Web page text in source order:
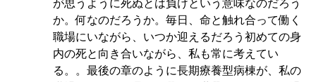
が思うように死ぬとは負けという意味なのだろう
か。何なのだろうか。毎日、命と触れ合って働く
職場にいながら、いつか迎えるだろう初めての身
内の死と向き合いながら、私も常に考えてい
る。。最後の章のように長期療養型病棟が、私の